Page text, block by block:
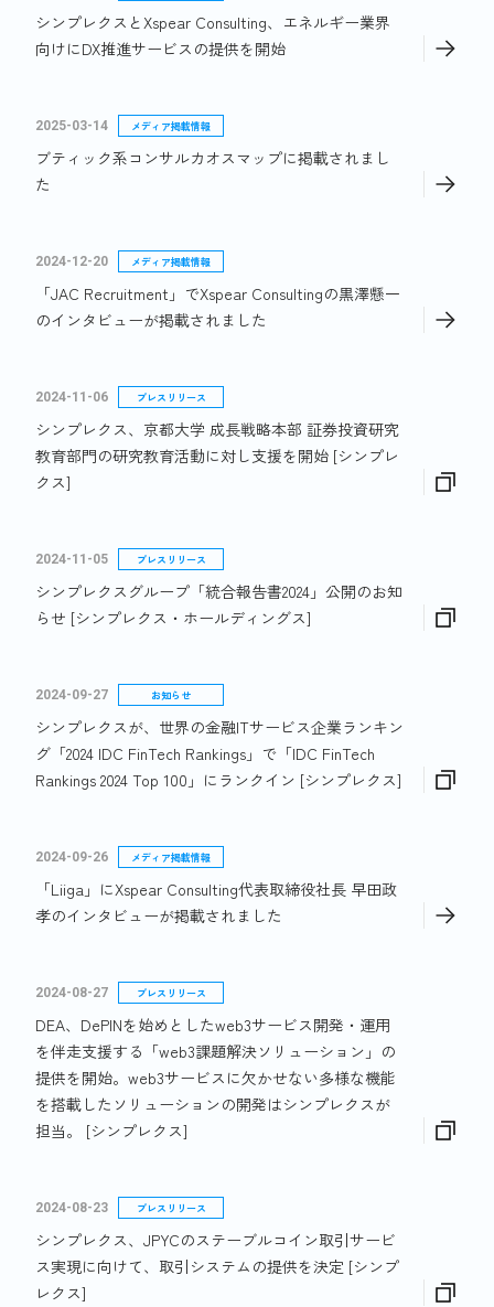
シンプレクスとXspear Consulting、エネルギー業界
向けにDX推進サービスの提供を開始
2025-03-14 メディア掲載情報
ブティック系コンサルカオスマップに掲載されまし
た
2024-12-20 メディア掲載情報
「JAC Recruitment」でXspear Consultingの黒澤懸一
のインタビューが掲載されました
2024-11-06 プレスリリース
シンプレクス、京都大学 成長戦略本部 証券投資研究
教育部門の研究教育活動に対し支援を開始 [シンプレ
クス]
2024-11-05 プレスリリース
シンプレクスグループ「統合報告書2024」公開のお知
らせ [シンプレクス・ホールディングス]
2024-09-27 お知らせ
シンプレクスが、世界の金融ITサービス企業ランキン
グ「2024 IDC FinTech Rankings」で「IDC FinTech
Rankings 2024 Top 100」にランクイン [シンプレクス]
2024-09-26 メディア掲載情報
「Liiga」にXspear Consulting代表取締役社長 早田政
孝のインタビューが掲載されました
2024-08-27 プレスリリース
DEA、DePINを始めとしたweb3サービス開発・運用
を伴走支援する「web3課題解決ソリューション」の
提供を開始。web3サービスに欠かせない多様な機能
を搭載したソリューションの開発はシンプレクスが
担当。 [シンプレクス]
2024-08-23 プレスリリース
シンプレクス、JPYCのステーブルコイン取引サービ
ス実現に向けて、取引システムの提供を決定 [シンプ
レクス]